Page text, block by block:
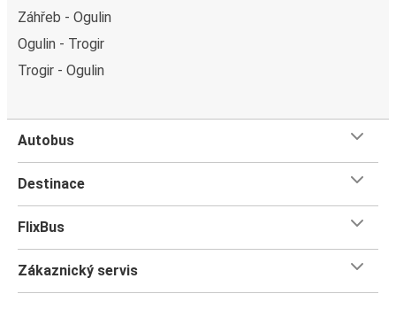
Záhřeb - Ogulin
Ogulin - Trogir
Trogir - Ogulin
Autobus
Destinace
FlixBus
Zákaznický servis